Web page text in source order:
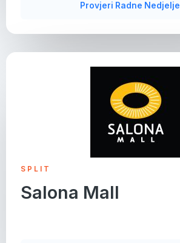
Provjeri Radne Nedjelje
SPLIT
Salona Mall